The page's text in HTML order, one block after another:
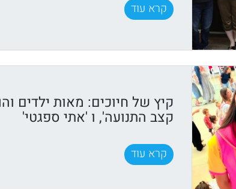
קרא עוד
קיץ של חיוכים: מאות ילדים
קצב התנועה', ו 'אתי ספגטי'
קרא עוד